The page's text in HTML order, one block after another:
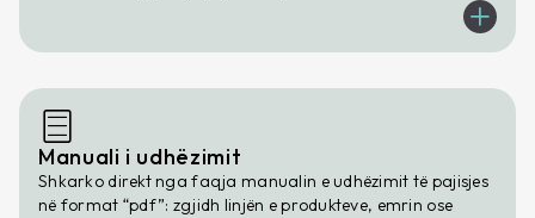
Manuali i udhëzimit
Shkarko direkt nga faqja manualin e udhëzimit të pajisjes
në format “pdf”: zgjidh linjën e produkteve, emrin ose